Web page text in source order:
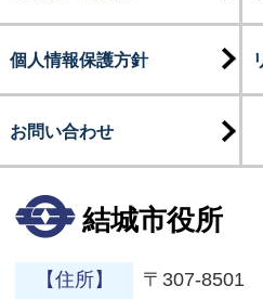
個人情報保護方針
お問い合わせ
結城市役所
【住所】
〒307-8501